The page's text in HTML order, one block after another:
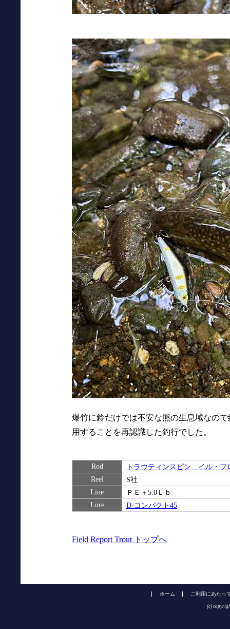
爆竹に鈴だけでは不安な熊の生息域なの
用することを再認識した釣行でした。
Rod
トラウティンスピン イル・
Reel
S社
Line
ＰＥ＋5.0Ｌｂ
Lure
D-コンパクト45
Field Report Trout トップへ
ホーム ご利用にあたっ
(c)